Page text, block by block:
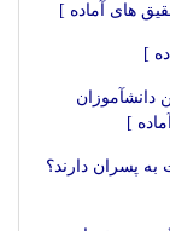
های آماده ]
]
بررسي و مقايسه ميزان افسردگي در بين دانش‎آموزان
]
پسران دارند؟